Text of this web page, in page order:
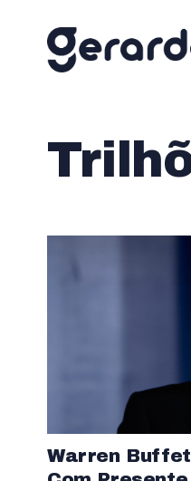
Warren